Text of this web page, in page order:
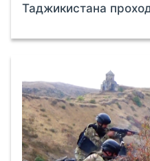
Таджикистана